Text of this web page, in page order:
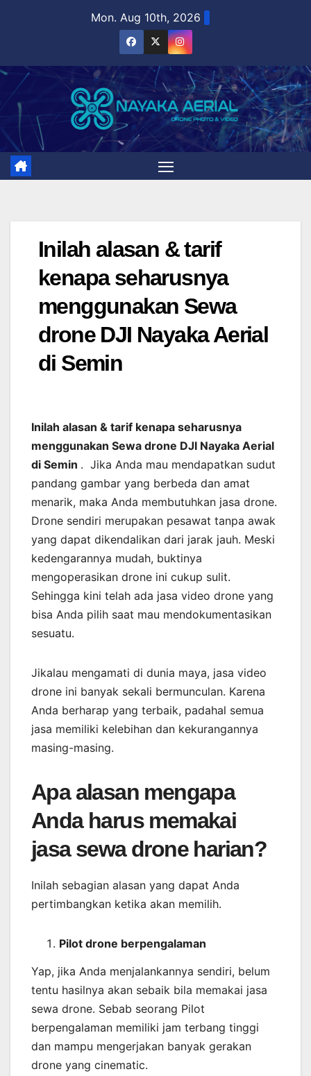
Mon. Aug 10th, 2026
Inilah alasan & tarif
kenapa seharusnya
menggunakan Sewa
drone DJI Nayaka Aerial
di Semin
Inilah alasan & tarif kenapa seharusnya
menggunakan Sewa drone DJI Nayaka Aerial
di Semin . Jika Anda mau mendapatkan sudut
pandang gambar yang berbeda dan amat
menarik, maka Anda membutuhkan jasa drone.
Drone sendiri merupakan pesawat tanpa awak
yang dapat dikendalikan dari jarak jauh. Meski
kedengarannya mudah, buktinya
mengoperasikan drone ini cukup sulit.
Sehingga kini telah ada jasa video drone yang
bisa Anda pilih saat mau mendokumentasikan
sesuatu.
Jikalau mengamati di dunia maya, jasa video
drone ini banyak sekali bermunculan. Karena
Anda berharap yang terbaik, padahal semua
jasa memiliki kelebihan dan kekurangannya
masing-masing.
Apa alasan mengapa
Anda harus memakai
jasa sewa drone harian?
Inilah sebagian alasan yang dapat Anda
pertimbangkan ketika akan memilih.
Pilot drone berpengalaman
Yap, jika Anda menjalankannya sendiri, belum
tentu hasilnya akan sebaik bila memakai jasa
sewa drone. Sebab seorang Pilot
berpengalaman memiliki jam terbang tinggi
dan mampu mengerjakan banyak gerakan
drone yang cinematic.